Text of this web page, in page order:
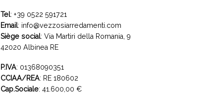
Tel: +39 0522 591721
Email: info@vezzosiarredamenti.com
Siège social: Via Martiri della Romania, 9
42020 Albinea RE
P.IVA: 01368090351
CCIAA/REA: RE 180602
Cap.Sociale: 41.600,00 €